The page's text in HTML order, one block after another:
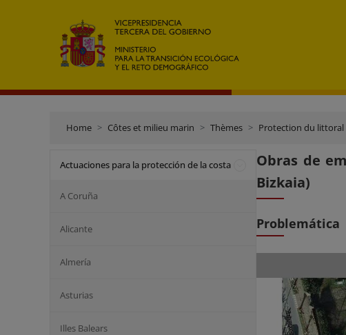
Home Côtes et milieu marin Thèmes Protection du littoral
Actuaciones para la protección de la costa
A Coruña
Alicante
Almería
Asturias
Illes Balears
Obras de
Bizkaia)
Problemática